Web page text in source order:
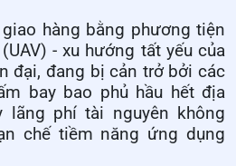
hàng bằng phương tiện
- xu hướng tất yếu của
đại, đang bị cản trở bởi các
bay bao phủ hầu hết địa
lãng phí tài nguyên không
chế tiềm năng ứng dụng